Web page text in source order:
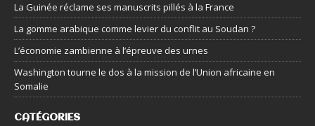
La Guinée réclame ses manuscrits pillés à la France
La gomme arabique comme levier du conflit au Soudan ?
L’économie zambienne à l’épreuve des urnes
Washington tourne le dos à la mission de l’Union africaine en
Somalie
CATÉGORIES